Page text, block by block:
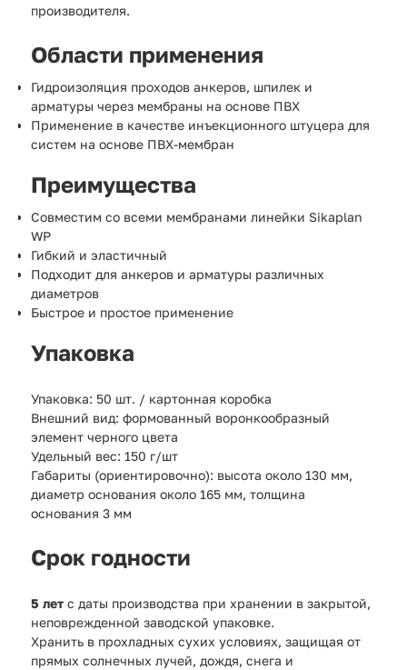
производителя.
Области применения
Гидроизоляция проходов анкеров, шпилек и
арматуры через мембраны на основе ПВХ
Применение в качестве инъекционного штуцера для
систем на основе ПВХ-мембран
Преимущества
Совместим со всеми мембранами линейки Sikaplan
WP
Гибкий и эластичный
Подходит для анкеров и арматуры различных
диаметров
Быстрое и простое применение
Упаковка
Упаковка: 50 шт. / картонная коробка
Внешний вид: формованный воронкообразный
элемент черного цвета
Удельный вес: 150 г/шт
Габариты (ориентировочно): высота около 130 мм,
диаметр основания около 165 мм, толщина
основания 3 мм
Срок годности
5 лет с даты производства при хранении в закрытой,
неповрежденной заводской упаковке.
Хранить в прохладных сухих условиях, защищая от
прямых солнечных лучей, дождя, снега и